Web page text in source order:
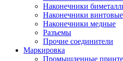
Наконечники
Наконечники винтовые
Наконечники медные
Разъемы
Прочие соединители
Маркировка
Промышленные